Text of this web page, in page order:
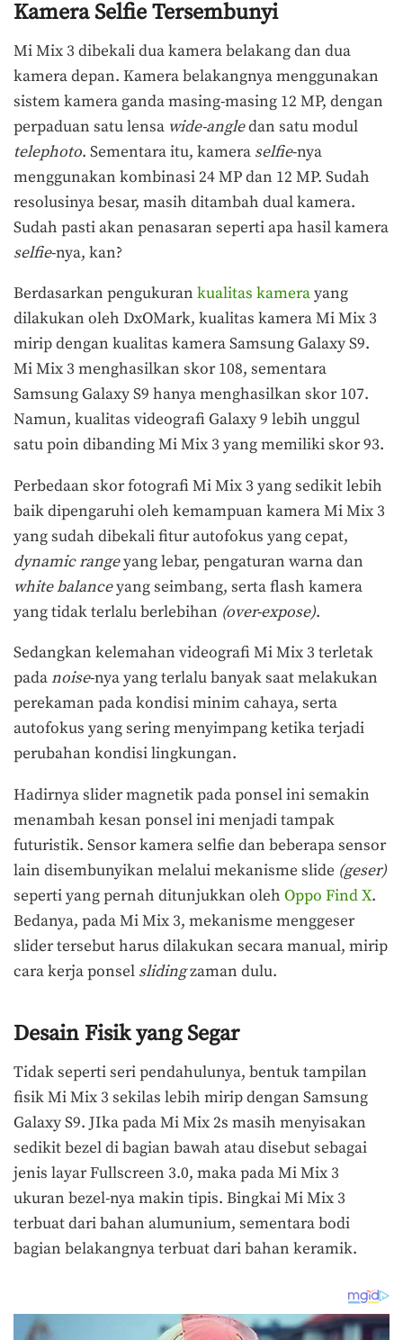
Kamera Selfie Tersembunyi
Mi Mix 3 dibekali dua kamera belakang dan dua
kamera depan. Kamera belakangnya menggunakan
sistem kamera ganda masing-masing 12 MP, dengan
perpaduan satu lensa wide-angledan satu modul
telephoto. Sementara itu, kamera selfie-nya
menggunakan kombinasi 24 MP dan 12 MP. Sudah
resolusinya besar, masih ditambah dual kamera.
Sudah pasti akan penasaran seperti apa hasil kamera
selfie-nya, kan?
Berdasarkan pengukuran kualitas kamerayang
dilakukan oleh DxOMark, kualitas kamera Mi Mix 3
mirip dengan kualitas kamera Samsung Galaxy S9.
Mi Mix 3 menghasilkan skor 108, sementara
Samsung Galaxy S9 hanya menghasilkan skor 107.
Namun, kualitas videografi Galaxy 9 lebih unggul
satu poin dibanding Mi Mix 3 yang memiliki skor 93.
Perbedaan skor fotografi Mi Mix 3 yang sedikit lebih
baik dipengaruhi oleh kemampuan kamera Mi Mix 3
yang sudah dibekali fitur autofokus yang cepat,
dynamic rangeyang lebar, pengaturan warna dan
white balanceyang seimbang, serta flash kamera
yang tidak terlalu berlebihan (over-expose).
Sedangkan kelemahan videografi Mi Mix 3 terletak
padanoise-nya yang terlalu banyak saat melakukan
perekaman pada kondisi minim cahaya, serta
autofokus yang sering menyimpang ketika terjadi
perubahan kondisi lingkungan.
Hadirnya slider magnetik pada ponsel ini semakin
menambah kesan ponsel ini menjadi tampak
futuristik. Sensor kamera selfie dan beberapa sensor
lain disembunyikan melalui mekanisme slide (geser)
seperti yang pernah ditunjukkan oleh Oppo Find X.
Bedanya, pada Mi Mix 3, mekanisme menggeser
slider tersebut harus dilakukan secara manual, mirip
cara kerja ponsel slidingzaman dulu.
Desain Fisik yang Segar
Tidak seperti seri pendahulunya, bentuk tampilan
fisik Mi Mix 3 sekilas lebih mirip dengan Samsung
Galaxy S9. JIka pada Mi Mix 2s masih menyisakan
sedikit bezel di bagian bawah atau disebut sebagai
jenis layar Fullscreen 3.0, maka pada Mi Mix 3
ukuran bezel-nya makin tipis. Bingkai Mi Mix 3
terbuat dari bahan alumunium, sementara bodi
bagian belakangnya terbuat dari bahan keramik.